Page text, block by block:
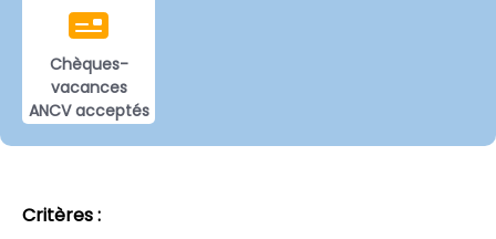
Chèques-
vacances
ANCV acceptés
Critères :